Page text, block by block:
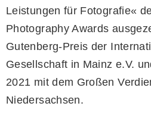
Leistungen für Fotografie«
Photography Awards
Gutenberg-Preis der
Gesellschaft in Mainz e.V.
2021 mit dem Großen
Niedersachsen.